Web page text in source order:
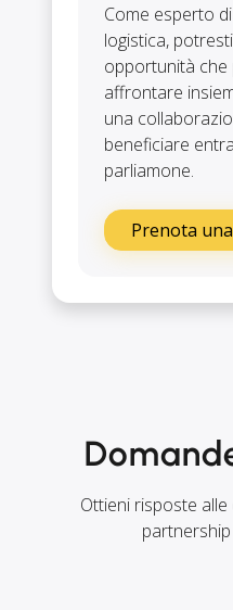
Come esperto
logistica,
opportunità
affrontare
una
beneficiare
parliamone.
Prenota
Ottieni risposte